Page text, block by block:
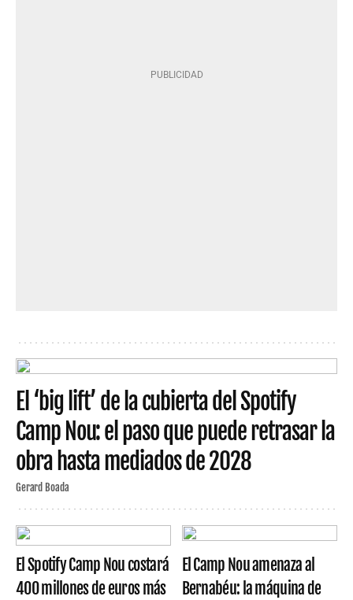
El ‘big lift’ de la cubierta del Spotify
Camp Nou: el paso que puede retrasar la
obra hasta mediados de 2028
Gerard Boada
El Spotify Camp Nou costará
400 millones de euros más
El Camp Nou amenaza al
Bernabéu: la máquina de